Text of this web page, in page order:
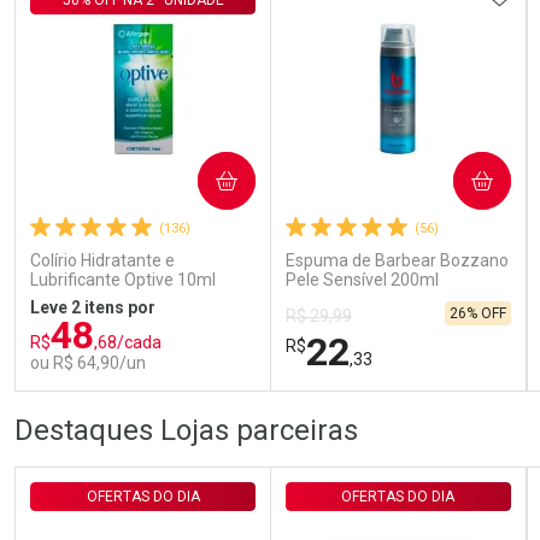
Comprar sem Desconto
Por R$ 143,94/cada
Comprar sem Desconto
Por R$ 143,94/cada
(136)
Colírio Hidratante e
Lubrificante Optive 10ml
Leve 2 itens por
R$48,68/cada
ou R$ 64,90/un
COMPRAR
FECHAR
Laboratório
FECHAR
Por Menos
(56)
Espuma de Barbear Bozzano
Pele Sensível 200ml
R$ 29,99
R$22,33
26% OFF
COMPRAR
Por Menos
Destaques Lojas parceiras
OFERTAS DO DIA OFERTAS DO DIA